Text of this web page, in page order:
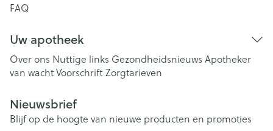
FAQ
Uw apotheek
Over ons Nuttige links Gezondheidsnieuws Apotheker
van wachtVoorschriftZorgtarieven
Nieuwsbrief
Blijf op de hoogte van nieuwe producten en promoties